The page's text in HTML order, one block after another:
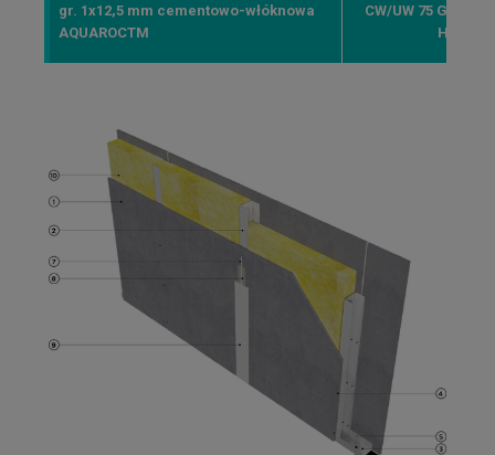
gr. 1x12,5 mm cementowo-włóknowa
AQUAROCTM
CW/UW 75